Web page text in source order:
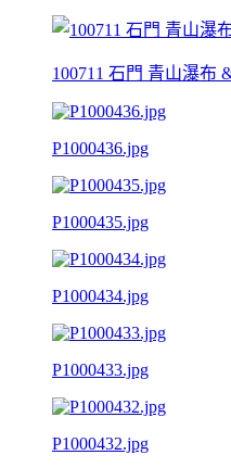
100711 石門 青山瀑布
P1000436.jpg
P1000435.jpg
P1000434.jpg
P1000433.jpg
P1000432.jpg